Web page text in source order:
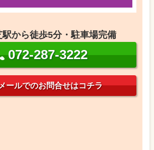
駅から徒歩5分・駐車場完備
072-287-3222
ールでのお問合せはコチラ